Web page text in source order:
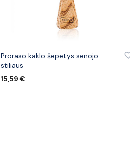
Proraso kaklo šepetys senojo
stiliaus
15,59€